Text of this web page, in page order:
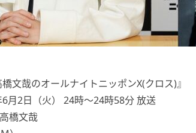
文哉のオールナイトニッポンX(クロス)』
月2日（火） 24時～24時58分 放送
橋文哉